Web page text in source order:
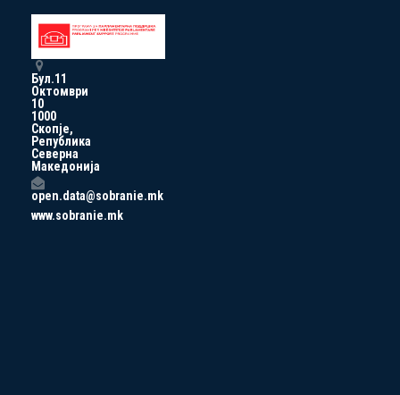
Бул.11
Октомври
10
1000
Скопје,
Република
Северна
Македонија
open.data@sobranie.mk
www.sobranie.mk